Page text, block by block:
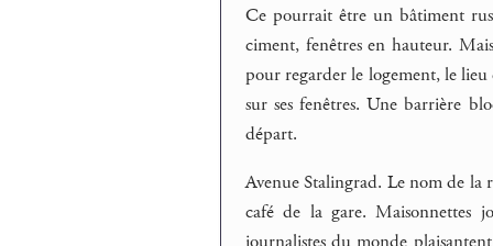
Ce pourrait être un bâtiment
ciment, fenêtres en hauteur.
pour regarder le logement, le
sur ses fenêtres. Une barrière
départ.
Avenue Stalingrad. Le nom de la
café de la gare. Maisonnettes